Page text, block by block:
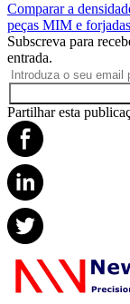
Comparar a
peças MIM e forjadas
Subscreva para
entrada.
Partilhar esta